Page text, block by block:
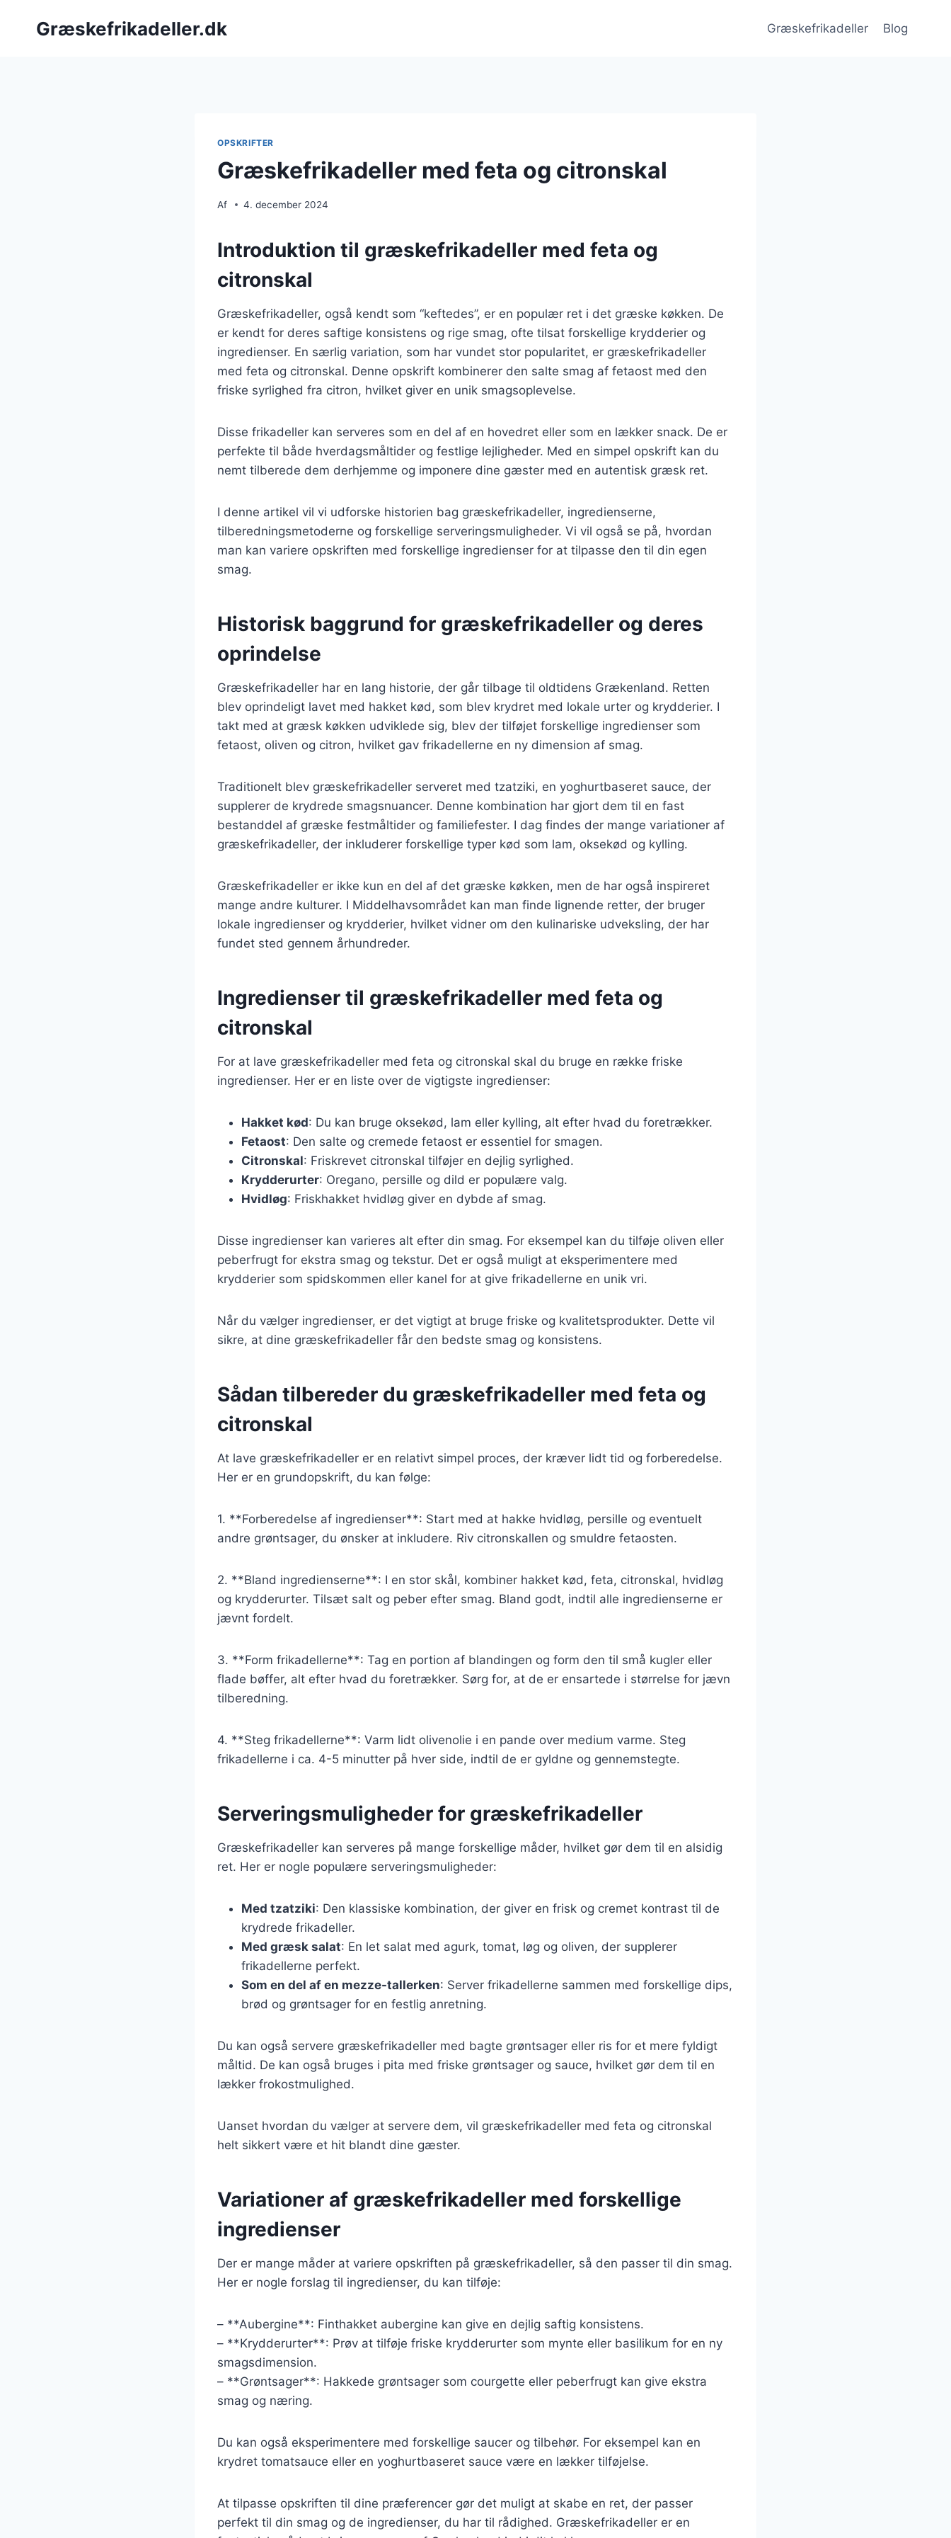
Græskefrikadeller.dk Græskefrikadeller Blog
OPSKRIFTER
Græskefrikadeller med feta og citronskal
Af 4. december 2024
Introduktion til græskefrikadeller med feta og
citronskal
Græskefrikadeller, også kendt som “keftedes”, er en populær ret i det græske køkken. De
er kendt for deres saftige konsistens og rige smag, ofte tilsat forskellige krydderier og
ingredienser. En særlig variation, som har vundet stor popularitet, er græskefrikadeller
med feta og citronskal. Denne opskrift kombinerer den salte smag af fetaost med den
friske syrlighed fra citron, hvilket giver en unik smagsoplevelse.
Disse frikadeller kan serveres som en del af en hovedret eller som en lækker snack. De er
perfekte til både hverdagsmåltider og festlige lejligheder. Med en simpel opskrift kan du
nemt tilberede dem derhjemme og imponere dine gæster med en autentisk græsk ret.
I denne artikel vil vi udforske historien bag græskefrikadeller, ingredienserne,
tilberedningsmetoderne og forskellige serveringsmuligheder. Vi vil også se på, hvordan
man kan variere opskriften med forskellige ingredienser for at tilpasse den til din egen
smag.
Historisk baggrund for græskefrikadeller og deres
oprindelse
Græskefrikadeller har en lang historie, der går tilbage til oldtidens Grækenland. Retten
blev oprindeligt lavet med hakket kød, som blev krydret med lokale urter og krydderier. I
takt med at græsk køkken udviklede sig, blev der tilføjet forskellige ingredienser som
fetaost, oliven og citron, hvilket gav frikadellerne en ny dimension af smag.
Traditionelt blev græskefrikadeller serveret med tzatziki, en yoghurtbaseret sauce, der
supplerer de krydrede smagsnuancer. Denne kombination har gjort dem til en fast
bestanddel af græske festmåltider og familiefester. I dag findes der mange variationer af
græskefrikadeller, der inkluderer forskellige typer kød som lam, oksekød og kylling.
Græskefrikadeller er ikke kun en del af det græske køkken, men de har også inspireret
mange andre kulturer. I Middelhavsområdet kan man finde lignende retter, der bruger
lokale ingredienser og krydderier, hvilket vidner om den kulinariske udveksling, der har
fundet sted gennem århundreder.
Ingredienser til græskefrikadeller med feta og
citronskal
For at lave græskefrikadeller med feta og citronskal skal du bruge en række friske
ingredienser. Her er en liste over de vigtigste ingredienser:
Hakket kød: Du kan bruge oksekød, lam eller kylling, alt efter hvad du foretrækker.
Fetaost: Den salte og cremede fetaost er essentiel for smagen.
Citronskal: Friskrevet citronskal tilføjer en dejlig syrlighed.
Krydderurter: Oregano, persille og dild er populære valg.
Hvidløg: Friskhakket hvidløg giver en dybde af smag.
Disse ingredienser kan varieres alt efter din smag. For eksempel kan du tilføje oliven eller
peberfrugt for ekstra smag og tekstur. Det er også muligt at eksperimentere med
krydderier som spidskommen eller kanel for at give frikadellerne en unik vri.
Når du vælger ingredienser, er det vigtigt at bruge friske og kvalitetsprodukter. Dette vil
sikre, at dine græskefrikadeller får den bedste smag og konsistens.
Sådan tilbereder du græskefrikadeller med feta og
citronskal
At lave græskefrikadeller er en relativt simpel proces, der kræver lidt tid og forberedelse.
Her er en grundopskrift, du kan følge:
1. **Forberedelse af ingredienser**: Start med at hakke hvidløg, persille og eventuelt
andre grøntsager, du ønsker at inkludere. Riv citronskallen og smuldre fetaosten.
2. **Bland ingredienserne**: I en stor skål, kombiner hakket kød, feta, citronskal, hvidløg
og krydderurter. Tilsæt salt og peber efter smag. Bland godt, indtil alle ingredienserne er
jævnt fordelt.
3. **Form frikadellerne**: Tag en portion af blandingen og form den til små kugler eller
flade bøffer, alt efter hvad du foretrækker. Sørg for, at de er ensartede i størrelse for jævn
tilberedning.
4. **Steg frikadellerne**: Varm lidt olivenolie i en pande over medium varme. Steg
frikadellerne i ca. 4-5 minutter på hver side, indtil de er gyldne og gennemstegte.
Serveringsmuligheder for græskefrikadeller
Græskefrikadeller kan serveres på mange forskellige måder, hvilket gør dem til en alsidig
ret. Her er nogle populære serveringsmuligheder:
Med tzatziki: Den klassiske kombination, der giver en frisk og cremet kontrast til de
krydrede frikadeller.
Med græsk salat: En let salat med agurk, tomat, løg og oliven, der supplerer
frikadellerne perfekt.
Som en del af en mezze-tallerken: Server frikadellerne sammen med forskellige dips,
brød og grøntsager for en festlig anretning.
Du kan også servere græskefrikadeller med bagte grøntsager eller ris for et mere fyldigt
måltid. De kan også bruges i pita med friske grøntsager og sauce, hvilket gør dem til en
lækker frokostmulighed.
Uanset hvordan du vælger at servere dem, vil græskefrikadeller med feta og citronskal
helt sikkert være et hit blandt dine gæster.
Variationer af græskefrikadeller med forskellige
ingredienser
Der er mange måder at variere opskriften på græskefrikadeller, så den passer til din smag.
Her er nogle forslag til ingredienser, du kan tilføje:
– **Aubergine**: Finthakket aubergine kan give en dejlig saftig konsistens.
– **Krydderurter**: Prøv at tilføje friske krydderurter som mynte eller basilikum for en ny
smagsdimension.
– **Grøntsager**: Hakkede grøntsager som courgette eller peberfrugt kan give ekstra
smag og næring.
Du kan også eksperimentere med forskellige saucer og tilbehør. For eksempel kan en
krydret tomatsauce eller en yoghurtbaseret sauce være en lækker tilføjelse.
At tilpasse opskriften til dine præferencer gør det muligt at skabe en ret, der passer
perfekt til din smag og de ingredienser, du har til rådighed. Græskefrikadeller er en